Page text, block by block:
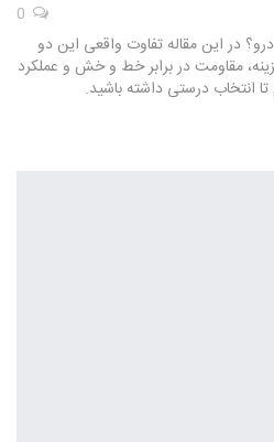
در این مقاله تفاوت واقعی این دو
مقاومت در برابر خط و خش و عملکرد
انتخاب درستی داشته باشید.